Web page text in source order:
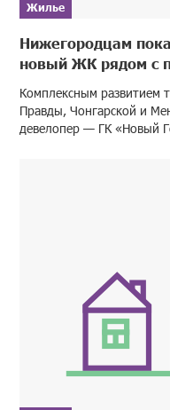
Жилье
Нижегородцам
новый ЖК рядом с
Комплексным развитием
Правды, Чонгарской и
девелопер — ГК «Новый